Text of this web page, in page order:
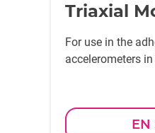
Triaxial
For use in the
accelerometers
EN